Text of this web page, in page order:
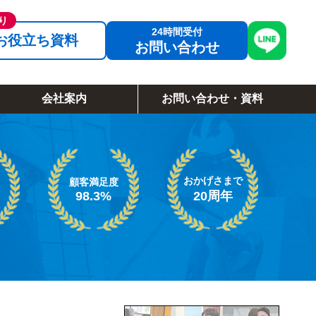
役立ち資料 お問い合わせ
会社案内 お問い合わせ・資料
顧客満足度
98.3%
おかげさまで
20周年